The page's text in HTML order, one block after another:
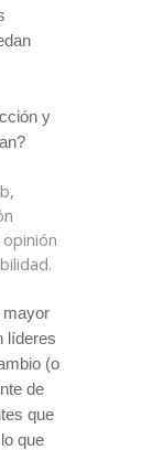
y
mayor
líderes
(o
de
que
que